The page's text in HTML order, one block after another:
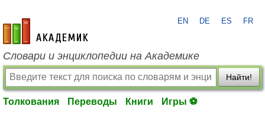
academic.ru
EN DE ES FR
Словари и энциклопедии на Академике
Найти!
Толкования Переводы Книги Игры ⚽